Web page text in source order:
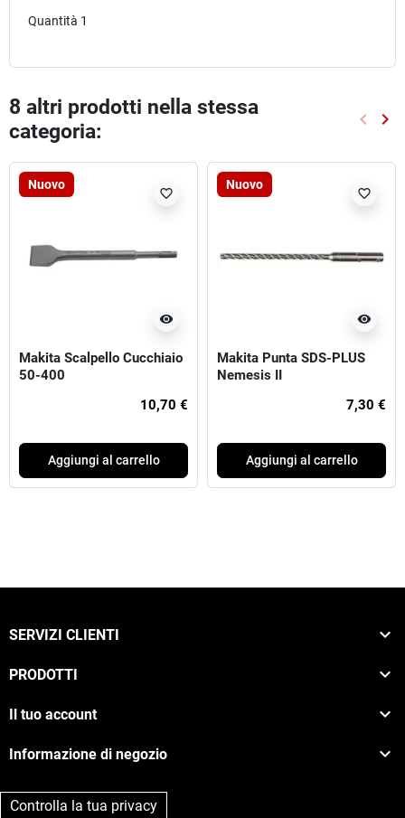
Quantità 1
8 altri prodotti nella stessa
categoria:
keyboard_arrow_left keyboard_arrow_right
Nuovo
visibility
favorite_border
Makita Scalpello Cucchiaio
50-400
10,70 €
Aggiungi al carrello
Nuovo
visibility
favorite_border
Makita Punta SDS-PLUS
Nemesis II
7,30 €
Aggiungi al carrello
SERVIZI CLIENTI 
PRODOTTI 
Il tuo account 
Informazione di negozio 
Controlla la tua privacy